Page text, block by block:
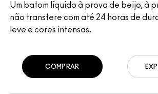
Um batom líquido à prova de beijo, à
não transfere com até 24 horas de
leve e cores intensas.
COMPRAR